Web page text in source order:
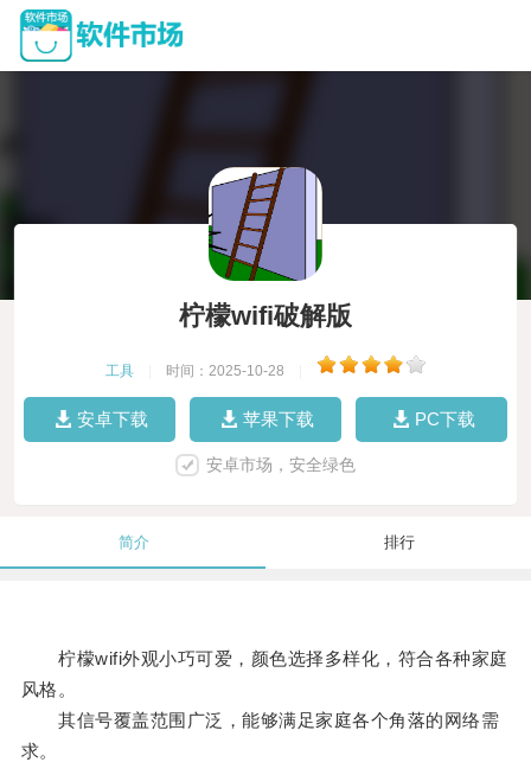
柠檬wifi破解版
工具 时间：2025-10-28
安卓下载 苹果下载 PC下载
安卓市场，安全绿色
简介 排行
柠檬wifi外观小巧可爱，颜色选择多样化，符合各种家庭
风格。
其信号覆盖范围广泛，能够满足家庭各个角落的网络需
求。